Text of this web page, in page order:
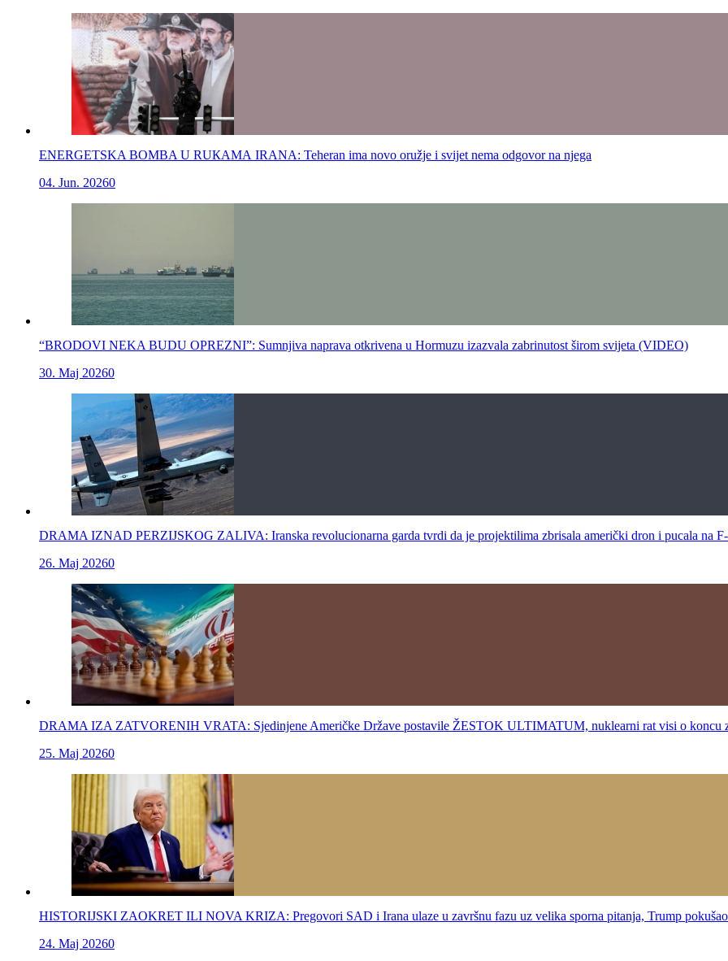
ENERGETSKA BOMBA U RUКАМА IRANA: Teheran ima novo oružje i svijet nema odgovor na njega
04. Jun. 20260
“BRODOVI NEKA BUDU OPREZNI”: Sumnjiva naprava otkrivena u Hormuzu izazvala zabrinutost širom svijeta (VIDEO)
30. Maj 20260
DRAMA IZNAD PERZIJSKOG ZALIVA: Iranska revolucionarna garda tvrdi da je projektilima zbrisala američki dron i pucala na
26. Maj 20260
DRAMA IZA ZATVORENIH VRATA: Sjedinjene Američke Države postavile ŽESTOK ULTIMATUM, nuklearni rat visi o koncu
25. Maj 20260
HISTORIJSKI ZAOKRET ILI NOVA KRIZA: Pregovori SAD i Irana ulaze u završnu fazu uz velika sporna pitanja, Trump
24. Maj 20260